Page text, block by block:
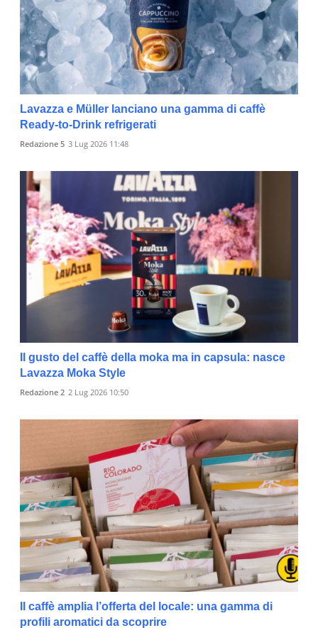
Lavazza e Müller lanciano una gamma di caffè
Ready-to-Drink refrigerati
Redazione 5 3 Lug 2026 11:48
Il gusto del caffè della moka ma in capsula: nasce
Lavazza Moka Style
Redazione 2 2 Lug 2026 10:50
Il caffè amplia l’offerta del locale: una gamma di
profili aromatici da scoprire